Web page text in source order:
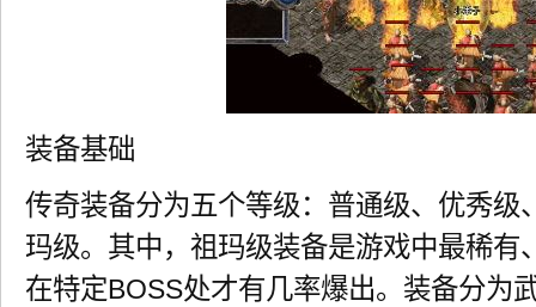
装备基础
传奇装备分为五个等级：普通级、优秀级
玛级。其中，祖玛级装备是游戏中最稀有
在特定BOSS处才有几率爆出。装备分为